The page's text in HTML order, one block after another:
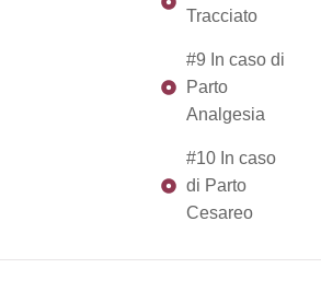
Tracciato
#9 In caso di
Parto
Analgesia
#10 In caso
di Parto
Cesareo